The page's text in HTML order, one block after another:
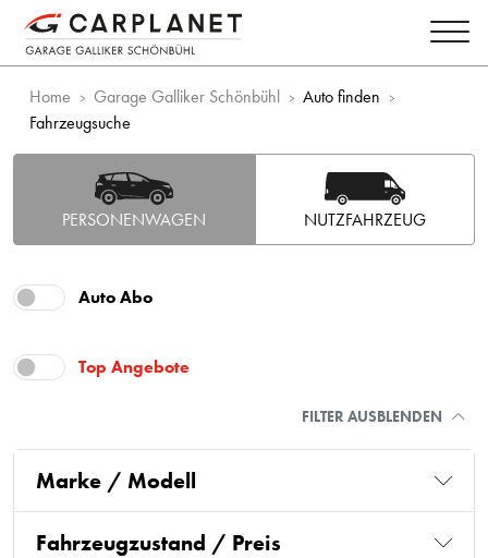
Home Garage Galliker Schönbühl
Auto finden
Fahrzeugsuche
PERSONENWAGEN NUTZFAHRZEUG
Auto Abo
Top Angebote
FILTER AUSBLENDEN
Marke / Modell
Fahrzeugzustand / Preis